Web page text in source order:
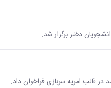
قالب امریه سربازی فراخوان داد.